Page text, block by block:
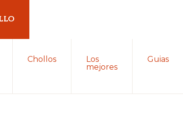
Chollos
Los
mejores
Guias